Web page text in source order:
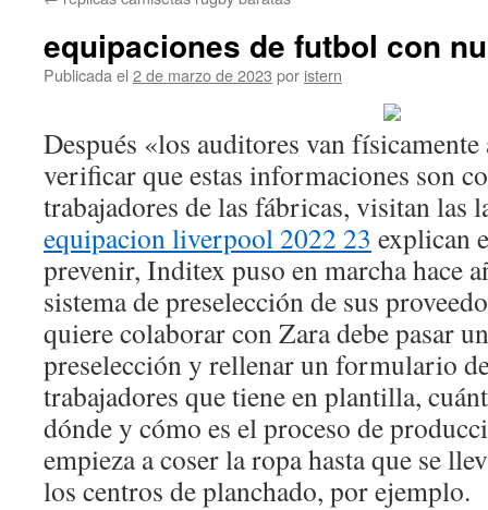
equipaciones de futbol con
Publicada el 2 de marzo de 2023 por istern
Después «los auditores van físicamente
verificar que estas informaciones son
trabajadores de las fábricas, visitan las
equipacion liverpool 2022 23 explican
prevenir, Inditex puso en marcha hace
sistema de preselección de sus
quiere colaborar con Zara debe pasar
preselección y rellenar un formulario
trabajadores que tiene en plantilla,
dónde y cómo es el proceso de
empieza a coser la ropa hasta que se
los centros de planchado, por ejemplo.